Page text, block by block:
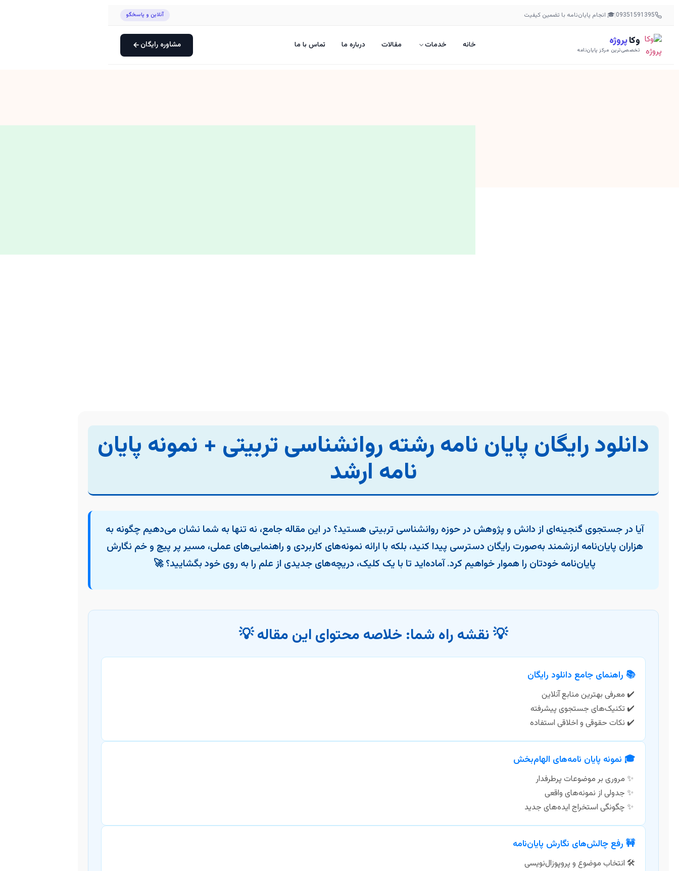
09351591395
|🎓 انجام پایان‌نامه با تضمین کیفیت آنلاین و پاسخگو
وکاپروژه
تخصصی‌ترین مرکز پایان‌نامه خانه خدمات مقالات درباره ما تماس با ما مشاوره رایگان
دانلود رایگان پایان نامه رشته روانشناسی تربیتی + نمونه پایان
نامه ارشد
آیا در جستجوی گنجینه‌ای از دانش و پژوهش در حوزه روانشناسی تربیتی هستید؟ در این مقاله جامع، نه تنها به شما نشان می‌دهیم چگونه به
هزاران پایان‌نامه ارزشمند به‌صورت رایگان دسترسی پیدا کنید، بلکه با ارائه نمونه‌های کاربردی و راهنمایی‌های عملی، مسیر پر پیچ و خم نگارش
پایان‌نامه خودتان را هموار خواهیم کرد. آماده‌اید تا با یک کلیک، دریچه‌های جدیدی از علم را به روی خود بگشایید؟ 🚀
💡 نقشه راه شما: خلاصه محتوای این مقاله 💡
📚 راهنمای جامع دانلود رایگان
معرفی بهترین منابع آنلاین
تکنیک‌های جستجوی پیشرفته
نکات حقوقی و اخلاقی استفاده
🎓 نمونه پایان نامه‌های الهام‌بخش
مروری بر موضوعات پرطرفدار
جدولی از نمونه‌های واقعی
چگونگی استخراج ایده‌های جدید
🚧 رفع چالش‌های نگارش پایان‌نامه
انتخاب موضوع و پروپوزال‌نویسی